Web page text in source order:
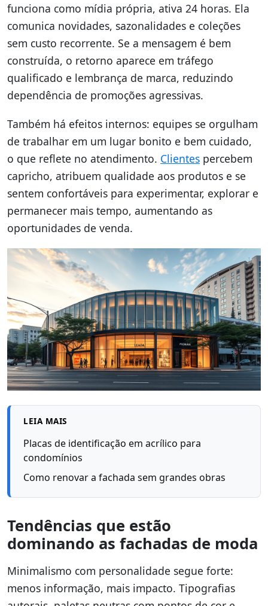
funciona como mídia própria, ativa 24 horas. Ela
comunica novidades, sazonalidades e coleções
sem custo recorrente. Se a mensagem é bem
construída, o retorno aparece em tráfego
qualificado e lembrança de marca, reduzindo
dependência de promoções agressivas.
Também há efeitos internos: equipes se orgulham
de trabalhar em um lugar bonito e bem cuidado,
o que reflete no atendimento. Clientes percebem
capricho, atribuem qualidade aos produtos e se
sentem confortáveis para experimentar, explorar e
permanecer mais tempo, aumentando as
oportunidades de venda.
LEIA MAIS
Placas de identificação em acrílico para
condomínios
Como renovar a fachada sem grandes obras
Tendências que estão
dominando as fachadas de moda
Minimalismo com personalidade segue forte:
menos informação, mais impacto. Tipografias